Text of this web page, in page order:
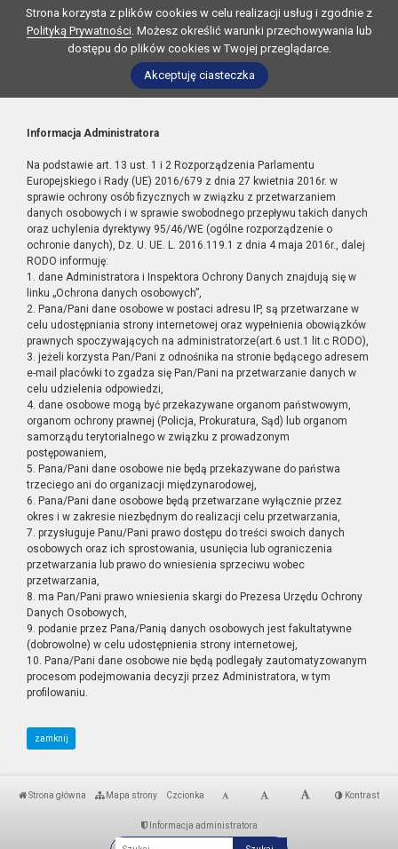
Strona korzysta z plików cookies w celu realizacji usług i zgodnie z
Polityką Prywatności. Możesz określić warunki przechowywania lub
dostępu do plików cookies w Twojej przeglądarce.
Akceptuję ciasteczka
Informacja Administratora
Na podstawie art. 13 ust. 1 i 2 Rozporządzenia Parlamentu
Europejskiego i Rady (UE) 2016/679 z dnia 27 kwietnia 2016r. w
sprawie ochrony osób fizycznych w związku z przetwarzaniem
danych osobowych i w sprawie swobodnego przepływu takich danych
oraz uchylenia dyrektywy 95/46/WE (ogólne rozporządzenie o
ochronie danych), Dz. U. UE. L. 2016.119.1 z dnia 4 maja 2016r., dalej
RODO informuję:
1. dane Administratora i Inspektora Ochrony Danych znajdują się w
linku „Ochrona danych osobowych”,
2. Pana/Pani dane osobowe w postaci adresu IP, są przetwarzane w
celu udostępniania strony internetowej oraz wypełnienia obowiązków
prawnych spoczywających na administratorze(art.6 ust.1 lit.c RODO),
3. jeżeli korzysta Pan/Pani z odnośnika na stronie będącego adresem
e-mail placówki to zgadza się Pan/Pani na przetwarzanie danych w
celu udzielenia odpowiedzi,
4. dane osobowe mogą być przekazywane organom państwowym,
organom ochrony prawnej (Policja, Prokuratura, Sąd) lub organom
samorządu terytorialnego w związku z prowadzonym
postępowaniem,
5. Pana/Pani dane osobowe nie będą przekazywane do państwa
trzeciego ani do organizacji międzynarodowej,
6. Pana/Pani dane osobowe będą przetwarzane wyłącznie przez
okres i w zakresie niezbędnym do realizacji celu przetwarzania,
7. przysługuje Panu/Pani prawo dostępu do treści swoich danych
osobowych oraz ich sprostowania, usunięcia lub ograniczenia
przetwarzania lub prawo do wniesienia sprzeciwu wobec
przetwarzania,
8. ma Pan/Pani prawo wniesienia skargi do Prezesa Urzędu Ochrony
Danych Osobowych,
9. podanie przez Pana/Panią danych osobowych jest fakultatywne
(dobrowolne) w celu udostępnienia strony internetowej,
10. Pana/Pani dane osobowe nie będą podlegały zautomatyzowanym
procesom podejmowania decyzji przez Administratora, w tym
profilowaniu.
zamknij
Strona główna Mapa strony Czcionka Kontrast
Informacja administratora